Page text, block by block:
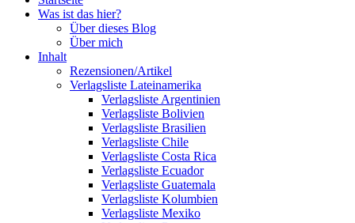
Was ist das hier?
Über dieses Blog
Über mich
Inhalt
Rezensionen/Artikel
Verlagsliste Lateinamerika
Verlagsliste Argentinien
Verlagsliste Bolivien
Verlagsliste Brasilien
Verlagsliste Chile
Verlagsliste Costa Rica
Verlagsliste Ecuador
Verlagsliste Guatemala
Verlagsliste Kolumbien
Verlagsliste Mexiko